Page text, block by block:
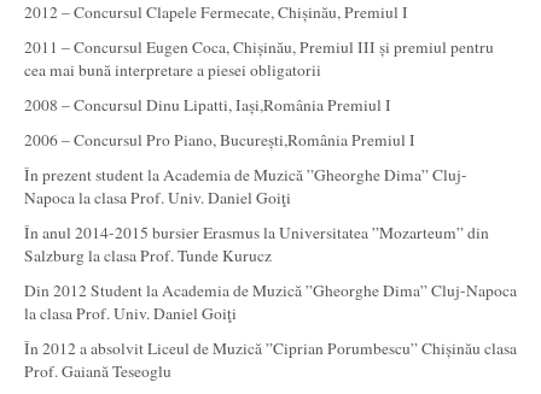
2012 – Concursul Clapele Fermecate, Chișinău, Premiul I
2011 – Concursul Eugen Coca, Chișinău, Premiul III și premiul pentru
cea mai bună interpretare a piesei obligatorii
2008 – Concursul Dinu Lipatti, Iași,România Premiul I
2006 – Concursul Pro Piano, București,România Premiul I
În prezent student la Academia de Muzică ”Gheorghe Dima” Cluj-
Napoca la clasa Prof. Univ. Daniel Goiţi
În anul 2014-2015 bursier Erasmus la Universitatea ”Mozarteum” din
Salzburg la clasa Prof. Tunde Kurucz
Din 2012 Student la Academia de Muzică ”Gheorghe Dima” Cluj-Napoca
la clasa Prof. Univ. Daniel Goiţi
În 2012 a absolvit Liceul de Muzică ”Ciprian Porumbescu” Chișinău clasa
Prof. Gaiană Teseoglu